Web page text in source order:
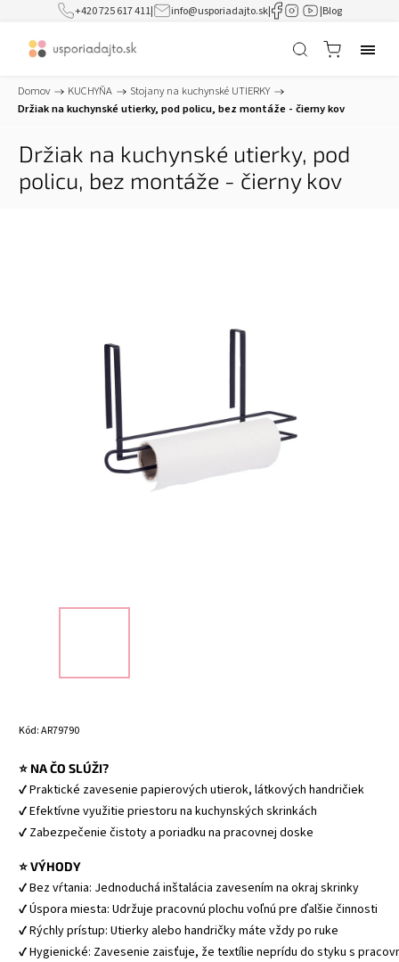
+420 725 617 411| info@usporiadajto.sk| |Blog
Domov / KUCHYŇA / Stojany na kuchynské UTIERKY /
Držiak na kuchynské utierky, pod policu, bez montáže - čierny kov
Držiak na kuchynské utierky, pod
policu, bez montáže - čierny kov
Kód:AR79790
⭐ NA ČO SLÚŽI?
✔ Praktické zavesenie papierových utierok, látkových handričiek
✔ Efektívne využitie priestoru na kuchynských skrinkách
✔ Zabezpečenie čistoty a poriadku na pracovnej doske
⭐ VÝHODY
✔ Bez vŕtania: Jednoduchá inštalácia zavesením na okraj skrinky
✔ Úspora miesta: Udržuje pracovnú plochu voľnú pre ďalšie činnosti
✔ Rýchly prístup: Utierky alebo handričky máte vždy po ruke
✔ Hygienické: Zavesenie zaisťuje, že textílie neprídu do styku s